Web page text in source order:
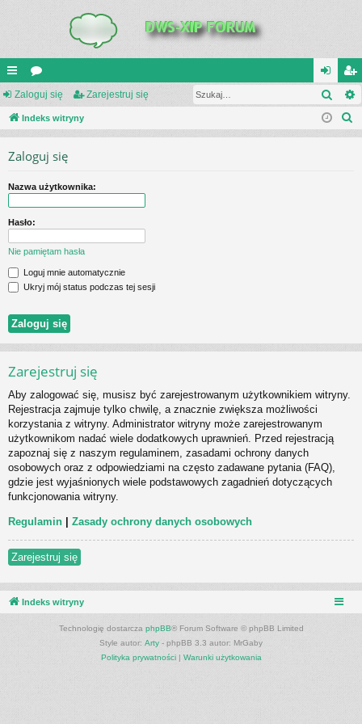
UI
C
IN
S
or
a
al
og
ar
ej
Zaloguj się Zarejestruj się
Indeks witryny
Zaloguj się
Nazwa użytkownika:
Hasło:
Nie pamiętam hasła
Loguj mnie automatycznie
Ukryj mój status podczas tej sesji
Zarejestruj się
Aby zalogować się, musisz być zarejestrowanym użytkownikiem witryny.
Rejestracja zajmuje tylko chwilę, a znacznie zwiększa możliwości
korzystania z witryny. Administrator witryny może zarejestrowanym
użytkownikom nadać wiele dodatkowych uprawnień. Przed rejestracją
zapoznaj się z naszym regulaminem, zasadami ochrony danych
osobowych oraz z odpowiedziami na często zadawane pytania (FAQ),
gdzie jest wyjaśnionych wiele podstawowych zagadnień dotyczących
funkcjonowania witryny.
Regulamin | Zasady ochrony danych osobowych
Zarejestruj się
Indeks witryny
Technologię dostarcza phpBB® Forum Software © phpBB Limited
Style autor: Arty - phpBB 3.3 autor: MrGaby
Polityka prywatności| Warunki użytkowania